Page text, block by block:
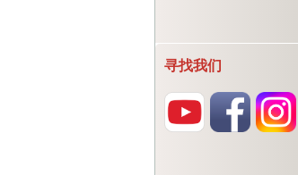
寻找我们